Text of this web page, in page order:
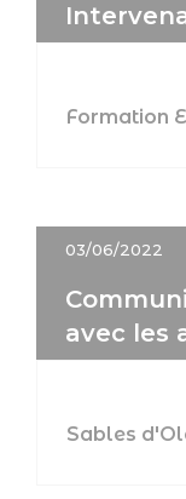
Formation
03/06/2022
avec les
Sables